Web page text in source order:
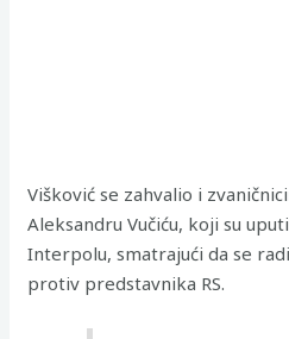
Višković se zahvalio i
Aleksandru Vučiću, koji su
Interpolu, smatrajući da se
protiv predstavnika RS.